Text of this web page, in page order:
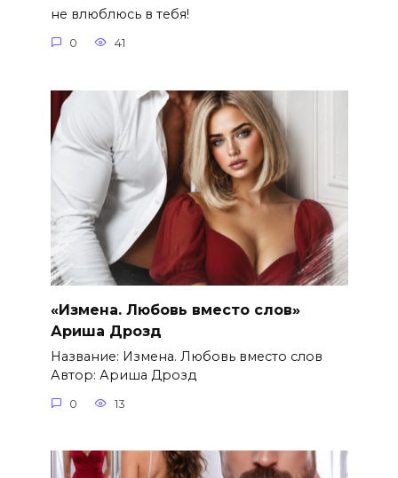
не влюблюсь в тебя!
0 41
«Измена. Любовь вместо слов»
Ариша Дрозд
Название: Измена. Любовь вместо слов
Автор: Ариша Дрозд
0 13